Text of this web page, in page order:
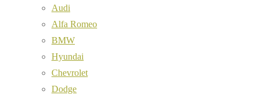
Audi
Alfa Romeo
BMW
Hyundai
Chevrolet
Dodge